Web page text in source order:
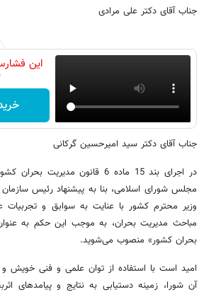
جناب آقای دکتر علی مرادی
این
جناب آقای دکتر سید امیرحسین گرکانی
مجلس شورای اسلامی، بنا به پیشنهاد رئیس
وزیر محترم کشور با عنایت به سوابق و تجربیات
مباحث مدیریت بحران، به موجب این حکم به
بحران کشور» منصوب می‌شوید.
امید است با استفاده از توان علمی و فنی خویش
آن شورا، زمینه دستیابی به نتایج و پیامدهای